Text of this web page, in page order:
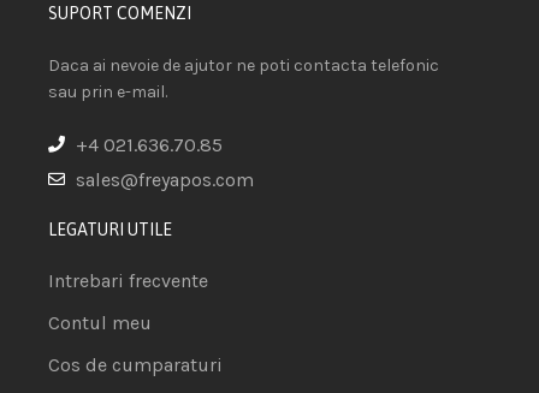
SUPORT COMENZI
Daca ai nevoie de ajutor ne poti contacta telefonic
sau prin e-mail.
+4 021.636.70.85
sales@freyapos.com
LEGATURI UTILE
Intrebari frecvente
Contul meu
Cos de cumparaturi